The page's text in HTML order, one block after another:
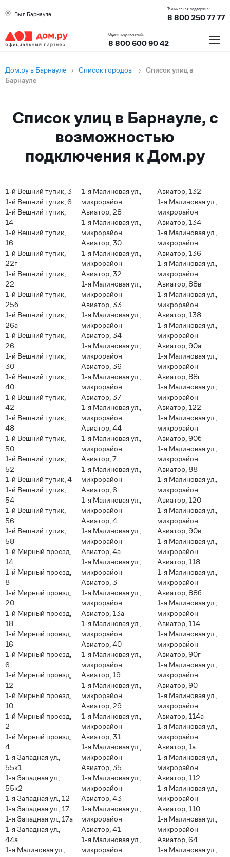
Вы в Барнауле
Техническая поддержка:
8 800 250 77 77
Отдел подключений:
8 800 600 90 42 ≡
Дом.ру в Барнауле › Список городов › Список улиц в
Барнауле
Список улиц в Барнауле, с
возможностью
подключения к Дом.ру
1-й Вешний тупик, 3
1-й Вешний тупик, 6
1-й Вешний тупик,
14
1-й Вешний тупик,
16
1-й Вешний тупик,
22г
1-й Вешний тупик,
22
1-й Вешний тупик,
25б
1-й Вешний тупик,
26а
1-й Вешний тупик,
26
1-й Вешний тупик,
30
1-й Вешний тупик,
40
1-й Вешний тупик,
42
1-й Вешний тупик,
48
1-й Вешний тупик,
50
1-й Вешний тупик,
52
1-й Вешний тупик, 4
1-й Вешний тупик,
54
1-й Вешний тупик,
56
1-й Вешний тупик,
58
1-й Мирный проезд,
14
1-й Мирный проезд,
8
1-й Мирный проезд,
20
1-й Мирный проезд,
18
1-й Мирный проезд,
16
1-й Мирный проезд,
6
1-й Мирный проезд,
12
1-й Мирный проезд,
10
1-й Мирный проезд,
2
1-й Мирный проезд,
4
1-я Западная ул.,
55к1
1-я Западная ул.,
55к2
1-я Западная ул., 12
1-я Западная ул., 17
1-я Западная ул., 17а
1-я Западная ул.,
44а
1-я Малиновая ул.,
1-я Малиновая ул.,
микрорайон
Авиатор, 28
1-я Малиновая ул.,
микрорайон
Авиатор, 30
1-я Малиновая ул.,
микрорайон
Авиатор, 32
1-я Малиновая ул.,
микрорайон
Авиатор, 33
1-я Малиновая ул.,
микрорайон
Авиатор, 34
1-я Малиновая ул.,
микрорайон
Авиатор, 36
1-я Малиновая ул.,
микрорайон
Авиатор, 37
1-я Малиновая ул.,
микрорайон
Авиатор, 44
1-я Малиновая ул.,
микрорайон
Авиатор, 7
1-я Малиновая ул.,
микрорайон
Авиатор, 6
1-я Малиновая ул.,
микрорайон
Авиатор, 4
1-я Малиновая ул.,
микрорайон
Авиатор, 4а
1-я Малиновая ул.,
микрорайон
Авиатор, 3
1-я Малиновая ул.,
микрорайон
Авиатор, 13а
1-я Малиновая ул.,
микрорайон
Авиатор, 40
1-я Малиновая ул.,
микрорайон
Авиатор, 19
1-я Малиновая ул.,
микрорайон
Авиатор, 29
1-я Малиновая ул.,
микрорайон
Авиатор, 31
1-я Малиновая ул.,
микрорайон
Авиатор, 35
1-я Малиновая ул.,
микрорайон
Авиатор, 43
1-я Малиновая ул.,
микрорайон
Авиатор, 41
1-я Малиновая ул.,
микрорайон
Авиатор, 132
1-я Малиновая ул.,
микрорайон
Авиатор, 134
1-я Малиновая ул.,
микрорайон
Авиатор, 136
1-я Малиновая ул.,
микрорайон
Авиатор, 88в
1-я Малиновая ул.,
микрорайон
Авиатор, 138
1-я Малиновая ул.,
микрорайон
Авиатор, 90а
1-я Малиновая ул.,
микрорайон
Авиатор, 88г
1-я Малиновая ул.,
микрорайон
Авиатор, 122
1-я Малиновая ул.,
микрорайон
Авиатор, 90б
1-я Малиновая ул.,
микрорайон
Авиатор, 88
1-я Малиновая ул.,
микрорайон
Авиатор, 120
1-я Малиновая ул.,
микрорайон
Авиатор, 90в
1-я Малиновая ул.,
микрорайон
Авиатор, 118
1-я Малиновая ул.,
микрорайон
Авиатор, 88б
1-я Малиновая ул.,
микрорайон
Авиатор, 114
1-я Малиновая ул.,
микрорайон
Авиатор, 90г
1-я Малиновая ул.,
микрорайон
Авиатор, 90
1-я Малиновая ул.,
микрорайон
Авиатор, 114а
1-я Малиновая ул.,
микрорайон
Авиатор, 1а
1-я Малиновая ул.,
микрорайон
Авиатор, 112
1-я Малиновая ул.,
микрорайон
Авиатор, 110
1-я Малиновая ул.,
микрорайон
Авиатор, 64
1-я Малиновая ул.,